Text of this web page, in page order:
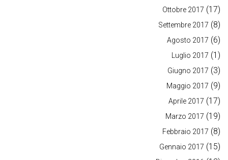
Ottobre 2017 (17)
Settembre 2017 (8)
Agosto 2017 (6)
Luglio 2017 (1)
Giugno 2017 (3)
Maggio 2017 (9)
Aprile 2017 (17)
Marzo 2017 (19)
Febbraio 2017 (8)
Gennaio 2017 (15)